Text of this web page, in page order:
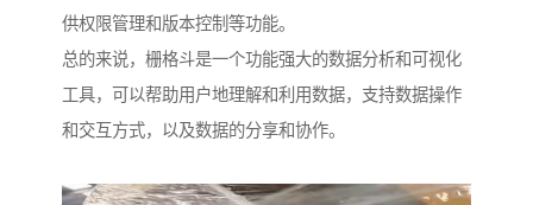
供权限管理和版本控制等功能。
总的来说，栅格斗是一个功能强大的数据分析和可视化
工具，可以帮助用户地理解和利用数据，支持数据操作
和交互方式，以及数据的分享和协作。